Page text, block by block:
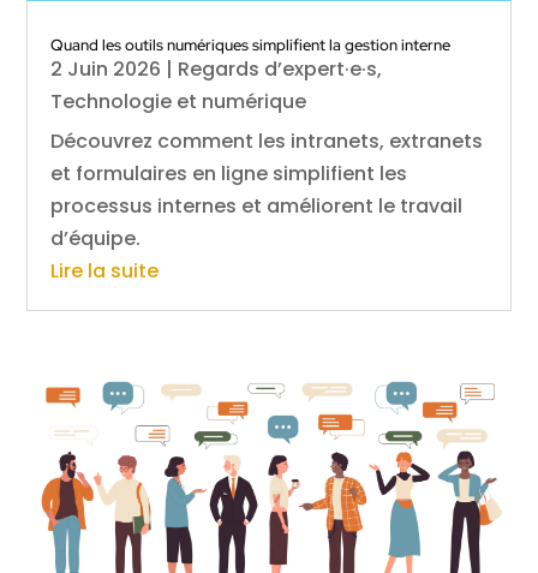
Quand les outils numériques simplifient la gestion interne
2 Juin 2026 | Regards d’expert·e·s,
Technologie et numérique
Découvrez comment les intranets, extranets
et formulaires en ligne simplifient les
processus internes et améliorent le travail
d’équipe.
Lire la suite